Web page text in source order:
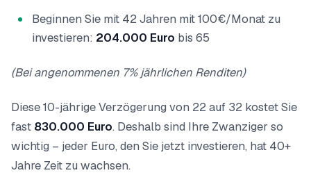
Beginnen Sie mit 42 Jahren mit 100€/Monat zu
investieren: 204.000 Euro bis 65
(Bei angenommenen 7% jährlichen Renditen)
Diese 10-jährige Verzögerung von 22 auf 32 kostet Sie
fast 830.000 Euro. Deshalb sind Ihre Zwanziger so
wichtig – jeder Euro, den Sie jetzt investieren, hat 40+
Jahre Zeit zu wachsen.